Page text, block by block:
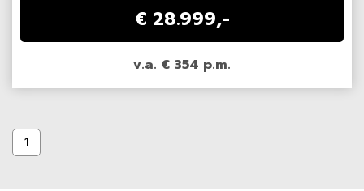
€ 28.999,-
v.a. € 354 p.m.
1